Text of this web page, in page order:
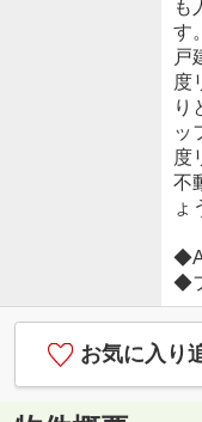
も
す
戸
度
り
ッ
度
不
ょ
◆
お気に入り